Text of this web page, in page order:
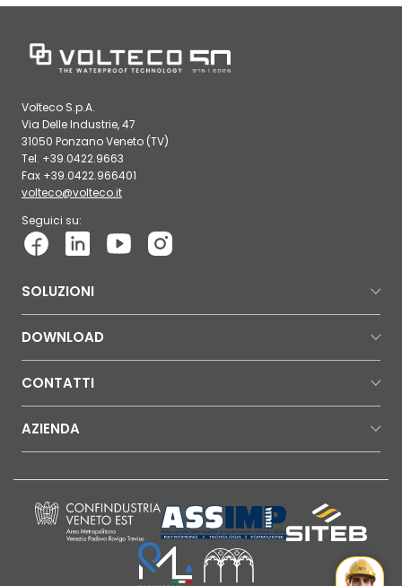
Volteco S.p.A.
Via Delle Industrie, 47
31050 Ponzano Veneto (TV)
Tel. +39.0422.9663
Fax +39.0422.966401
volteco@volteco.it
Seguici su:
SOLUZIONI
DOWNLOAD
CONTATTI
AZIENDA
Mr